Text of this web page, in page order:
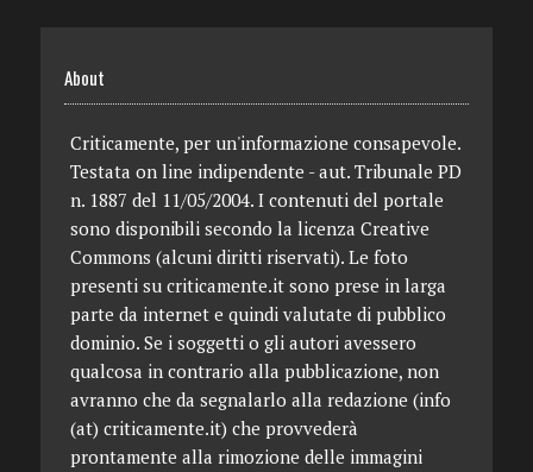
About
Criticamente, per un'informazione consapevole.
Testata on line indipendente - aut. Tribunale PD
n. 1887 del 11/05/2004. I contenuti del portale
sono disponibili secondo la licenza Creative
Commons (alcuni diritti riservati). Le foto
presenti su criticamente.it sono prese in larga
parte da internet e quindi valutate di pubblico
dominio. Se i soggetti o gli autori avessero
qualcosa in contrario alla pubblicazione, non
avranno che da segnalarlo alla redazione (info
(at) criticamente.it) che provvederà
prontamente alla rimozione delle immagini